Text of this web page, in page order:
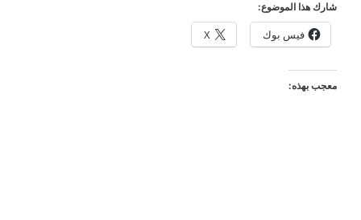
شارك هذا الموضوع:
فيس بوك X
معجب بهذه: